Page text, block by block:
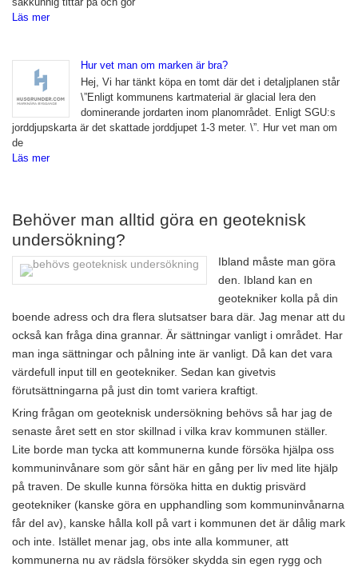
Läs mer
Hur vet man om marken är bra?
Hej, Vi har tänkt köpa en tomt där det i detaljplanen står
\”Enligt kommunens kartmaterial är glacial lera den
dominerande jordarten inom planområdet. Enligt SGU:s
jorddjupskarta är det skattade jorddjupet 1-3 meter. \”. Hur vet man om
de
Läs mer
Behöver man alltid göra en geoteknisk
undersökning?
Ibland måste man göra
den. Ibland kan en
geotekniker kolla på din
boende adress och dra flera slutsatser bara där. Jag menar att du
också kan fråga dina grannar. Är sättningar vanligt i området. Har
man inga sättningar och pålning inte är vanligt. Då kan det vara
värdefull input till en geotekniker. Sedan kan givetvis
förutsättningarna på just din tomt variera kraftigt.
Kring frågan om geoteknisk undersökning behövs så har jag de
senaste året sett en stor skillnad i vilka krav kommunen ställer.
Lite borde man tycka att kommunerna kunde försöka hjälpa oss
kommuninvånare som gör sånt här en gång per liv med lite hjälp
på traven. De skulle kunna försöka hitta en duktig prisvärd
geotekniker (kanske göra en upphandling som kommuninvånarna
får del av), kanske hålla koll på vart i kommunen det är dålig mark
och inte. Istället menar jag, obs inte alla kommuner, att
kommunerna nu av rädsla försöker skydda sin egen rygg och